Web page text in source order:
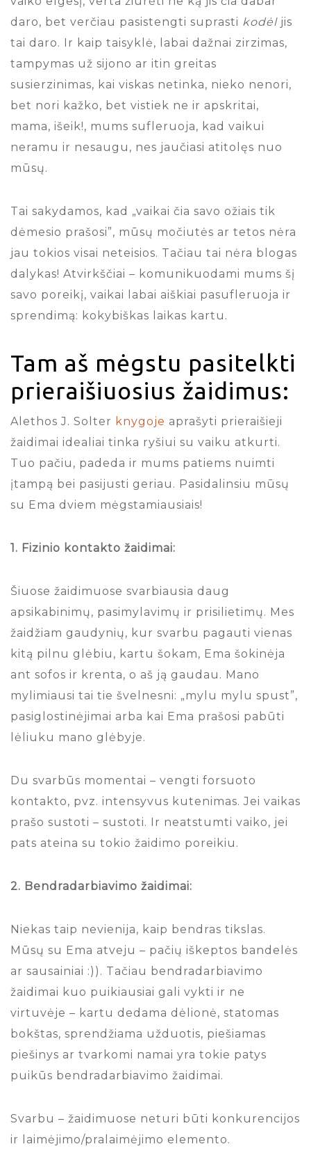
daro, bet verčiau pasistengti suprasti kodėl jis
tai daro. Ir kaip taisyklė, labai dažnai zirzimas,
tampymas už sijono ar itin greitas
susierzinimas, kai viskas netinka, nieko nenori,
bet nori kažko, bet vistiek ne ir apskritai,
mama, išeik!, mums sufleruoja, kad vaikui
neramu ir nesaugu, nes jaučiasi atitolęs nuo
mūsų.
Tai sakydamos, kad „vaikai čia savo ožiais tik
dėmesio prašosi”, mūsų močiutės ar tetos nėra
jau tokios visai neteisios. Tačiau tai nėra blogas
dalykas! Atvirkščiai – komunikuodami mums šį
savo poreikį, vaikai labai aiškiai pasufleruoja ir
sprendimą: kokybiškas laikas kartu.
Tam aš mėgstu pasitelkti
prieraišiuosius žaidimus:
Alethos J. Solter knygoje aprašyti prieraišieji
žaidimai idealiai tinka ryšiui su vaiku atkurti.
Tuo pačiu, padeda ir mums patiems nuimti
įtampą bei pasijusti geriau. Pasidalinsiu mūsų
su Ema dviem mėgstamiausiais!
1. Fizinio kontakto žaidimai:
Šiuose žaidimuose svarbiausia daug
apsikabinimų, pasimylavimų ir prisilietimų. Mes
žaidžiam gaudynių, kur svarbu pagauti vienas
kitą pilnu glėbiu, kartu šokam, Ema šokinėja
ant sofos ir krenta, o aš ją gaudau. Mano
mylimiausi tai tie švelnesni: „mylu mylu spust”,
pasiglostinėjimai arba kai Ema prašosi pabūti
lėliuku mano glėbyje.
Du svarbūs momentai – vengti forsuoto
kontakto, pvz. intensyvus kutenimas. Jei vaikas
prašo sustoti – sustoti. Ir neatstumti vaiko, jei
pats ateina su tokio žaidimo poreikiu.
2. Bendradarbiavimo žaidimai:
Niekas taip nevienija, kaip bendras tikslas.
Mūsų su Ema atveju – pačių iškeptos bandelės
ar sausainiai :)). Tačiau bendradarbiavimo
žaidimai kuo puikiausiai gali vykti ir ne
virtuvėje – kartu dedama dėlionė, statomas
bokštas, sprendžiama užduotis, piešiamas
piešinys ar tvarkomi namai yra tokie patys
puikūs bendradarbiavimo žaidimai.
Svarbu – žaidimuose neturi būti konkurencijos
ir laimėjimo/pralaimėjimo elemento.